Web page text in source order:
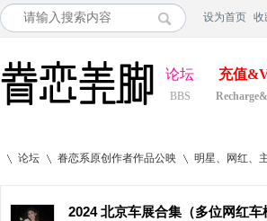
设为首页 收
论坛
BBS
充值
论坛 眷恋系原创作者作品公映 明星、网红、
2024 北京车展合集（多位网红车